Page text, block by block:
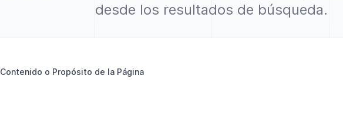
desde los resultados de búsqueda.
Contenido o Propósito de la Página